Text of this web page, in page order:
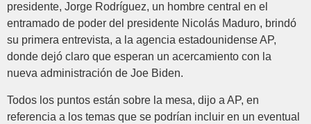
presidente, Jorge Rodríguez, un hombre central en el
entramado de poder del presidente Nicolás Maduro, brindó
su primera entrevista, a la agencia estadounidense AP,
donde dejó claro que esperan un acercamiento con la
nueva administración de Joe Biden.
Todos los puntos están sobre la mesa, dijo a AP, en
referencia a los temas que se podrían incluir en un eventual